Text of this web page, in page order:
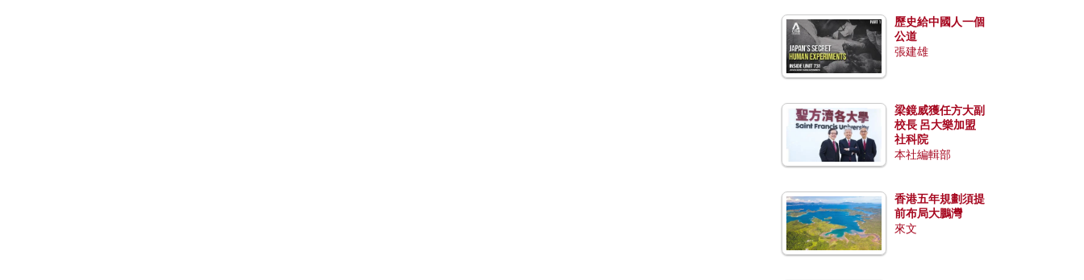
歷史給中國人一個
公道
張建雄
梁鏡威獲任方大副
校長 呂大樂加盟
社科院
本社編輯部
香港五年規劃須提
前布局大鵬灣
來文